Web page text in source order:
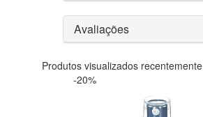
Avaliações
Produtos visualizados recentemente
-20%